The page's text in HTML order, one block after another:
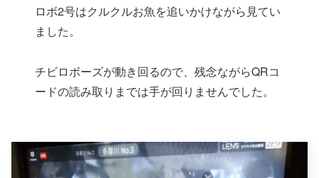
ロボ2号はクルクルお魚を追いかけながら見てい
ました。
チビロボーズが動き回るので、残念ながらQRコ
ードの読み取りまでは手が回りませんでした。